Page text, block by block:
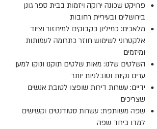
פרויקט שכונה ירוקה ויזמות בבית ספר גונן
בירושלים ובעיריית רחובות
מלאכים: כמיליון בקבוקים למיחזור וציוד
אלקטרוני לשימוש חוזר כתרומה לעמותות
ומיזמים
השלטים שלנו: מאות שלטים תוקנו ונוקו למען
ערים נקיות וסובלניות יותר
ידיים: עשרות דירות שופצו לטובת אנשים
שצריכים
שפה משותפת: עשרות סטודנטים וקשישים
למדו ביחד שפה